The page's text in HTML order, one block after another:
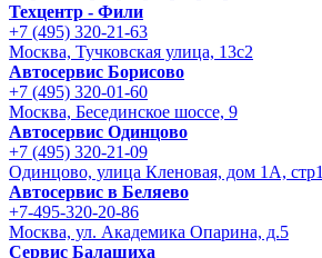
Техцентр - Фили
+7 (495) 320-21-63
Москва, Тучковская улица, 13с2
Автосервис Борисово
+7 (495) 320-01-60
Москва, Бесединское шоссе, 9
Автосервис Одинцово
+7 (495) 320-21-09
Одинцово, улица Кленовая, дом 1А, стр1
Автосервис в Беляево
+7-495-320-20-86
Москва, ул. Академика Опарина, д.5
Сервис Балашиха